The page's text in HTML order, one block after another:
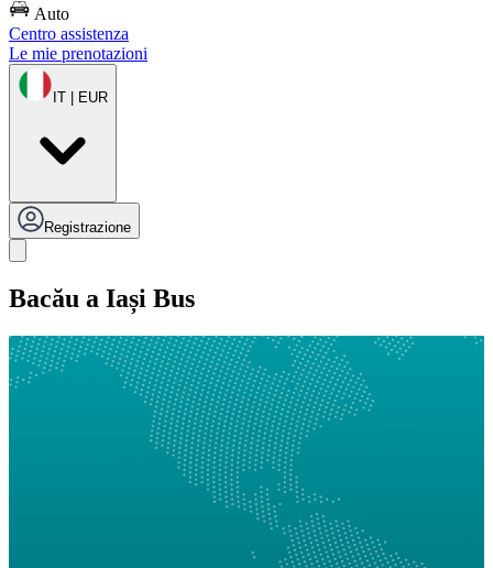
Auto
Centro assistenza
Le mie prenotazioni
IT | EUR
Registrazione
Bacău a Iași Bus